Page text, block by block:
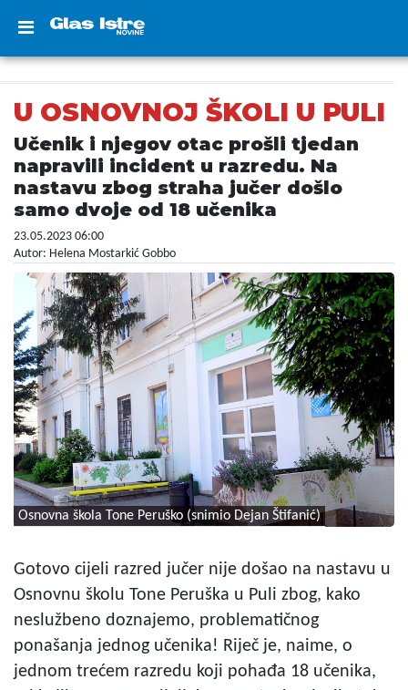
U OSNOVNOJ ŠKOLI U PULI
Učenik i njegov otac prošli tjedan
napravili incident u razredu. Na
nastavu zbog straha jučer došlo
samo dvoje od 18 učenika
23.05.2023 06:00
Autor: Helena Mostarkić Gobbo
Osnovna škola Tone Peruško (snimio Dejan Štifanić)
Gotovo cijeli razred jučer nije došao na nastavu u
Osnovnu školu Tone Peruška u Puli zbog, kako
neslužbeno doznajemo, problematičnog
ponašanja jednog učenika! Riječ je, naime, o
jednom trećem razredu koji pohađa 18 učenika,